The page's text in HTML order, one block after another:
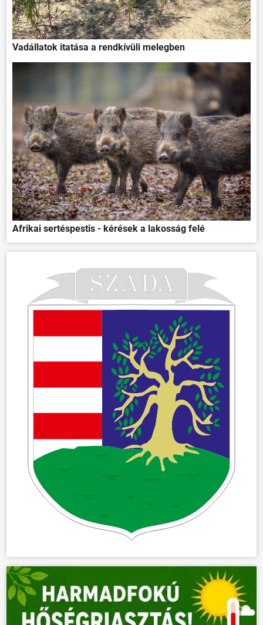
Vadállatok itatása a rendkívüli melegben
Afrikai sertéspestis - kérések a lakosság felé